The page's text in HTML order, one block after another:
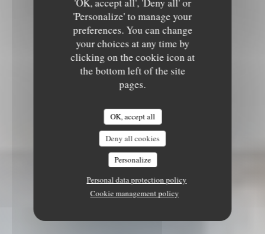
'Personalize' to manage your
preferences. You can change
your choices at any time by
clicking on the cookie icon at
the bottom left of the site
pages.
OK, accept all
Deny all cookies
Personalize
Personal data protection policy
Cookie management policy